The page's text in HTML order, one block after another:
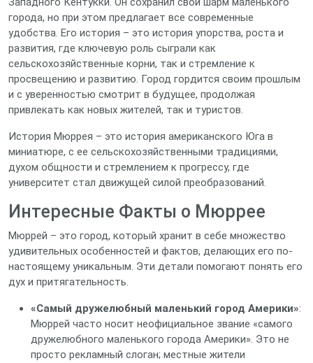
города, но при этом предлагает все современные
удобства. Его история – это история упорства, роста и
развития, где ключевую роль сыграли как
сельскохозяйственные корни, так и стремление к
просвещению и развитию. Город гордится своим прошлым
и с уверенностью смотрит в будущее, продолжая
привлекать как новых жителей, так и туристов.
История Мюррея – это история американского Юга в
миниатюре, с ее сельскохозяйственными традициями,
духом общности и стремлением к прогрессу, где
университет стал движущей силой преобразований.
Интересные Факты о Мюррее
Мюррей – это город, который хранит в себе множество
удивительных особенностей и фактов, делающих его по-
настоящему уникальным. Эти детали помогают понять его
дух и притягательность.
«Самый дружелюбный маленький город Америки»:
Мюррей часто носит неофициальное звание «самого
дружелюбного маленького города Америки». Это не
просто рекламный слоган; местные жители